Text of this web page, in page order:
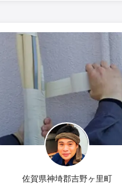
佐賀県神埼郡吉野ヶ里町